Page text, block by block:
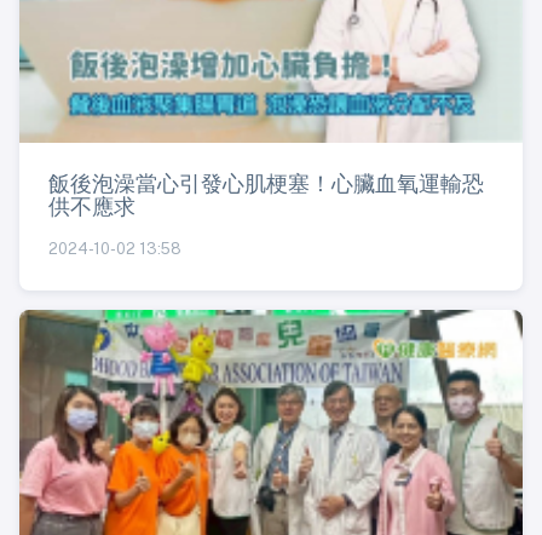
飯後泡澡當心引發心肌梗塞！心臟血氧運輸恐
供不應求
2024-10-02 13:58